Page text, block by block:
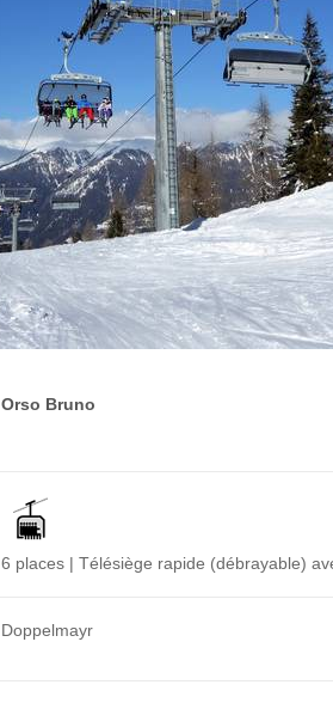
Orso Bruno
6 places | Télésiège rapide (débrayable)
Doppelmayr